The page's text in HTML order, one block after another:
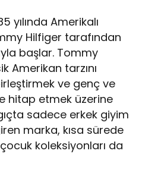
yılında Amerikalı
Hilfiger tarafından
başlar. Tommy
Amerikan tarzını
ve genç ve
hitap etmek üzerine
sadece erkek giyim
marka, kısa sürede
koleksiyonları da